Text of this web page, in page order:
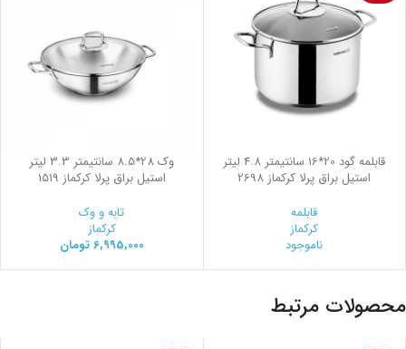
قابلمه گود 20*16 سانتیمتر 4.8 لیتر
استیل براق پرلا کرکماز 2698
قابلمه
کرکماز
ناموجود
وک 28*8.5 سانتیمتر 3.3 لیتر
استیل براق پرلا کرکماز 1519
تابه و وک
کرکماز
6,995,000 تومان
محصولات مرتبط